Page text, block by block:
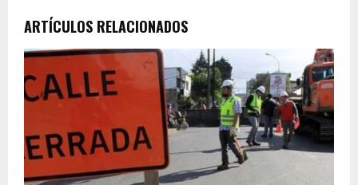
ARTÍCULOS RELACIONADOS